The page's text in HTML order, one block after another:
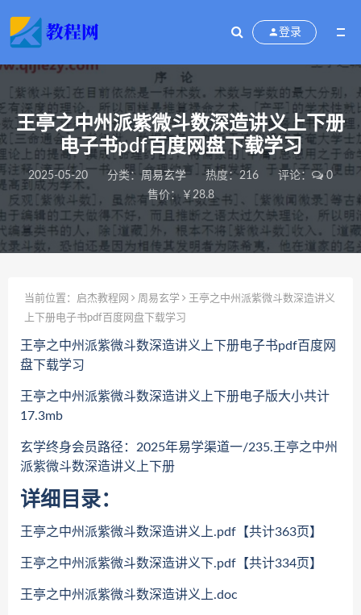
登录
王亭之中州派紫微斗数深造讲义上下册
电子书pdf百度网盘下载学习
2025-05-20 分类：周易玄学 热度：216 评论：
0
售价：￥28.8
当前位置： 启杰教程网 周易玄学
王亭之中州派紫微斗数深造讲义
上下册电子书pdf百度网盘下载学习
王亭之中州派紫微斗数深造讲义上下册电子书pdf百度网
盘下载学习
王亭之中州派紫微斗数深造讲义上下册电子版大小共计
17.3mb
玄学终身会员路径：2025年易学渠道一/235.王亭之中州
派紫微斗数深造讲义上下册
详细目录：
王亭之中州派紫微斗数深造讲义上.pdf【共计363页】
王亭之中州派紫微斗数深造讲义下.pdf【共计334页】
王亭之中州派紫微斗数深造讲义上.doc